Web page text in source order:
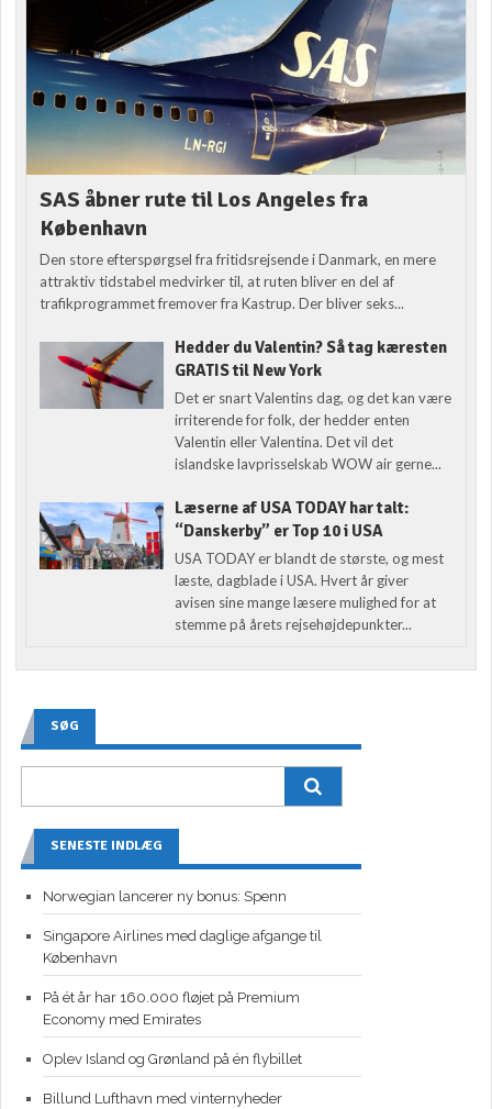
SAS åbner rute til Los Angeles fra
København
Den store efterspørgsel fra fritidsrejsende i Danmark, en mere
attraktiv tidstabel medvirker til, at ruten bliver en del af
trafikprogrammet fremover fra Kastrup. Der bliver seks...
Hedder du Valentin? Så tag kæresten
GRATIS til New York
Det er snart Valentins dag, og det kan være
irriterende for folk, der hedder enten
Valentin eller Valentina. Det vil det
islandske lavprisselskab WOW air gerne...
Læserne af USA TODAY har talt:
“Danskerby” er Top 10 i USA
USA TODAY er blandt de største, og mest
læste, dagblade i USA. Hvert år giver
avisen sine mange læsere mulighed for at
stemme på årets rejsehøjdepunkter...
SØG
SENESTE INDLÆG
Norwegian lancerer ny bonus: Spenn
Singapore Airlines med daglige afgange til
København
På ét år har 160.000 fløjet på Premium
Economy med Emirates
Oplev Island og Grønland på én flybillet
Billund Lufthavn med vinternyheder